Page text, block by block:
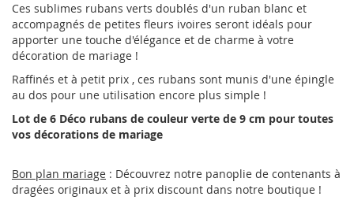
Ces sublimes rubans verts doublés d'un ruban blanc et
accompagnés de petites fleurs ivoires seront idéals pour
apporter une touche d'élégance et de charme à votre
décoration de mariage !
Raffinés et à petit prix , ces rubans sont munis d'une épingle
au dos pour une utilisation encore plus simple !
Lot de 6 Déco rubans de couleur verte de 9 cm pour toutes
vos décorations de mariage
Bon plan mariage : Découvrez notre panoplie de contenants à
dragées originaux et à prix discount dans notre boutique !